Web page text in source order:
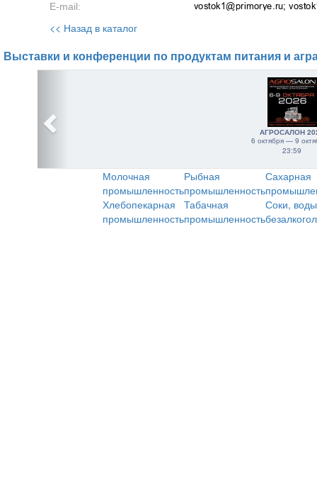
E-mail:
<< Назад в каталог
Выставки и конференции по продуктам питания и
АГРОСАЛОН
6 октября — 9
23:59
Молочная
промышленность
Рыбная
промышленность
Сахарная
Хлебопекарная
промышленность
Табачная
промышленность
Соки,